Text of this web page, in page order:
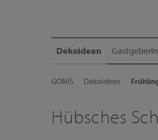
Dekoideen
GONIS Dekoideen
Hübsches